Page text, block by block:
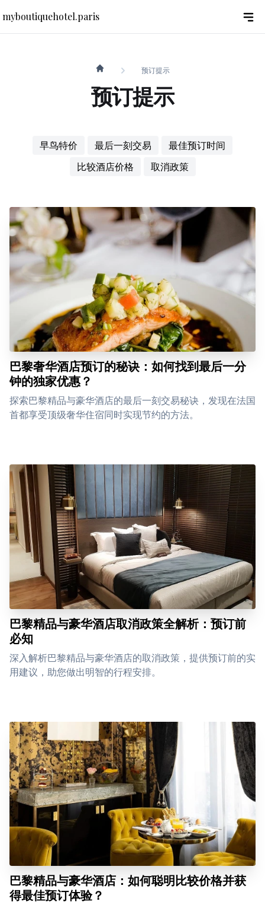
myboutiquehotel.paris
myboutiquehotel.paris
预订提示
预订提示
早鸟特价 最后一刻交易
最佳预订时间
比较酒店价格
取消政策
巴黎奢华酒店预订的秘诀：如何找到最后一分
钟的独家优惠？
探索巴黎精品与豪华酒店的最后一刻交易秘诀，发现在法国
首都享受顶级奢华住宿同时实现节约的方法。
巴黎精品与豪华酒店取消政策全解析：预订前
必知
深入解析巴黎精品与豪华酒店的取消政策，提供预订前的实
用建议，助您做出明智的行程安排。
巴黎精品与豪华酒店：如何聪明比较价格并获
得最佳预订体验？